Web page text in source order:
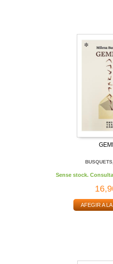
Sense stock.
AFEGIR A